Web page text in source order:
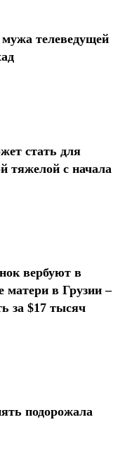
телеведущей
стать для
тяжелой с начала
вербуют в
матери в Грузии –
за $17 тысяч
подорожала